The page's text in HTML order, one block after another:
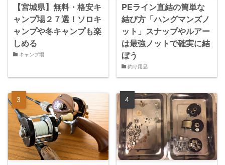
【宮城県】無料・格安キ
ャンプ場２７選！ソロキ
ャンプや冬キャンプも楽
しめる
キャンプ場
PEライン直結の簡単な
結び方「ハングマンズノ
ット」スナップやルアー
は最強ノットで確実に結
ぼう
釣り用品